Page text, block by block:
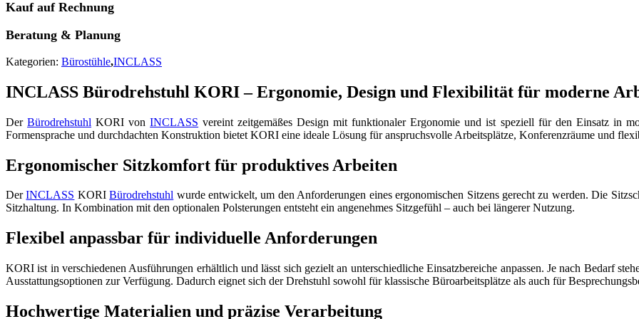
Kauf auf Rechnung
Beratung & Planung
Kategorien: Bürostühle,INCLASS
INCLASS Bürodrehstuhl KORI – Ergonomie, Design und Flexibilität für moderne
DerBürodrehstuhl KORI vonINCLASS vereint zeitgemäßes Design mit funktionaler Ergonomie und ist speziell für den Einsatz in
Formensprache und durchdachten Konstruktion bietet KORI eine ideale Lösung für anspruchsvolle Arbeitsplätze, Konferenzräume und
Ergonomischer Sitzkomfort für produktives Arbeiten
DerINCLASS KORIBürodrehstuhl wurde entwickelt, um den Anforderungen eines ergonomischen Sitzens gerecht zu werden. Die
Sitzhaltung. In Kombination mit den optionalen Polsterungen entsteht ein angenehmes Sitzgefühl – auch bei längerer Nutzung.
Flexibel anpassbar für individuelle Anforderungen
KORI ist in verschiedenen Ausführungen erhältlich und lässt sich gezielt an unterschiedliche Einsatzbereiche anpassen. Je nach Bedarf
Ausstattungsoptionen zur Verfügung. Dadurch eignet sich der Drehstuhl sowohl für klassische Büroarbeitsplätze als auch für
Hochwertige Materialien und präzise Verarbeitung